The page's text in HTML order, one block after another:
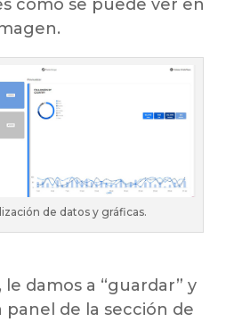
como se puede ver en
de datos y gráficas.
le damos a “guardar” y
panel de la sección de